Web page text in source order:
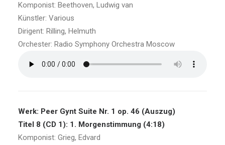
Komponist: Beethoven, Ludwig van
Künstler: Various
Dirigent: Rilling, Helmuth
Orchester: Radio Symphony Orchestra Moscow
Werk: Peer Gynt Suite Nr. 1 op. 46 (Auszug)
Titel 8 (CD 1): 1. Morgenstimmung (4:18)
Komponist: Grieg, Edvard